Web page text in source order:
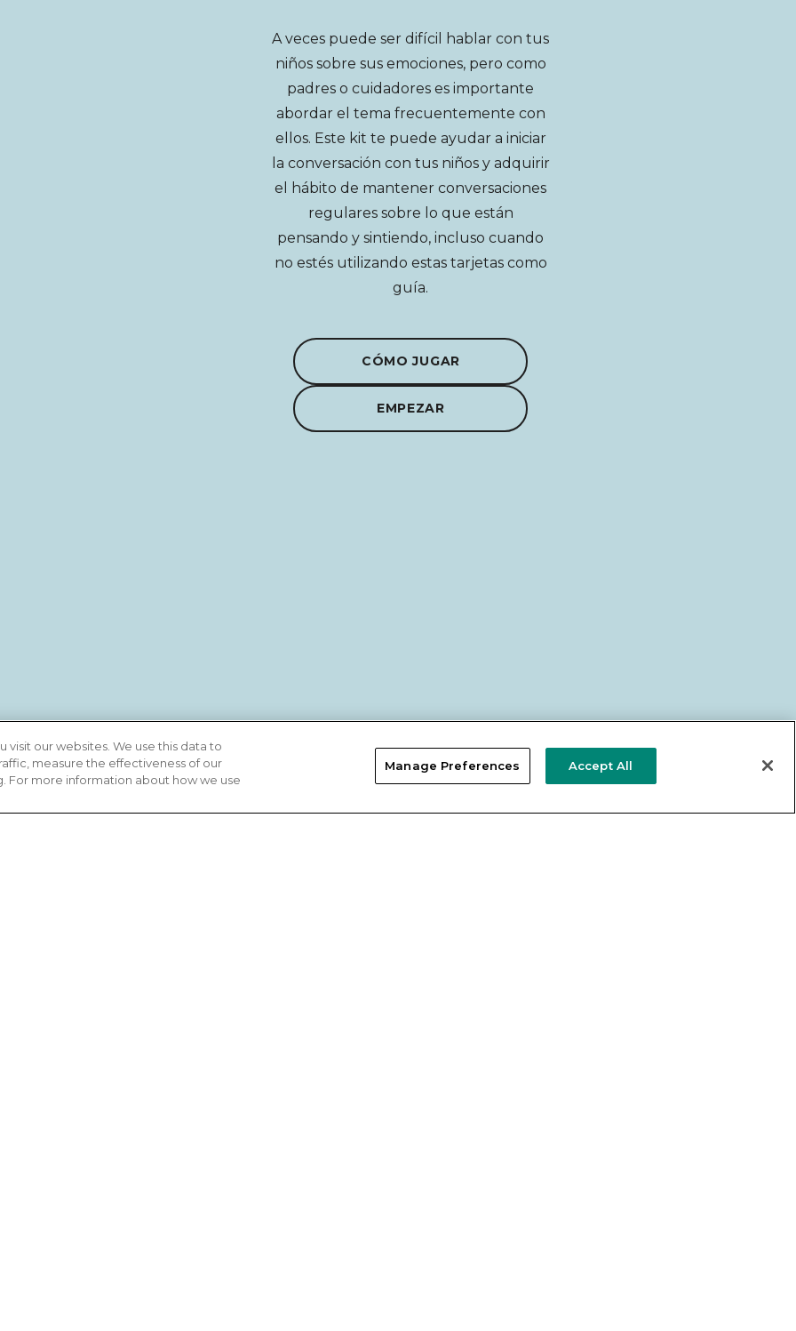
A veces puede ser difícil hablar con tus
niños sobre sus emociones, pero como
padres o cuidadores es importante
abordar el tema frecuentemente con
ellos. Este kit te puede ayudar a iniciar
la conversación con tus niños y adquirir
el hábito de mantener conversaciones
regulares sobre lo que están
pensando y sintiendo, incluso cuando
no estés utilizando estas tarjetas como
guía.
CÓMO JUGAR
EMPEZAR
our websites. We use this data to
measure the effectiveness of our
For more information about how we use
Manage Preferences Accept All